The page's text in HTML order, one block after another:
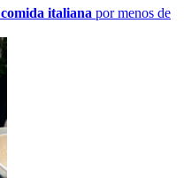
comida italiana por menos de